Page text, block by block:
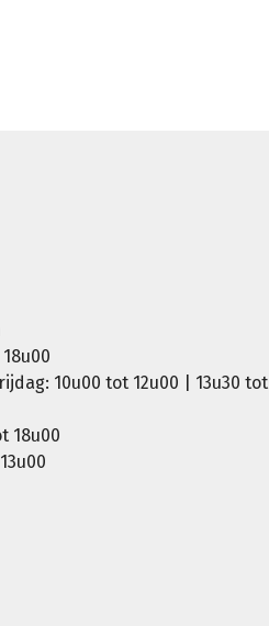
10u00 tot 12u00 | 13u30 tot
18u00